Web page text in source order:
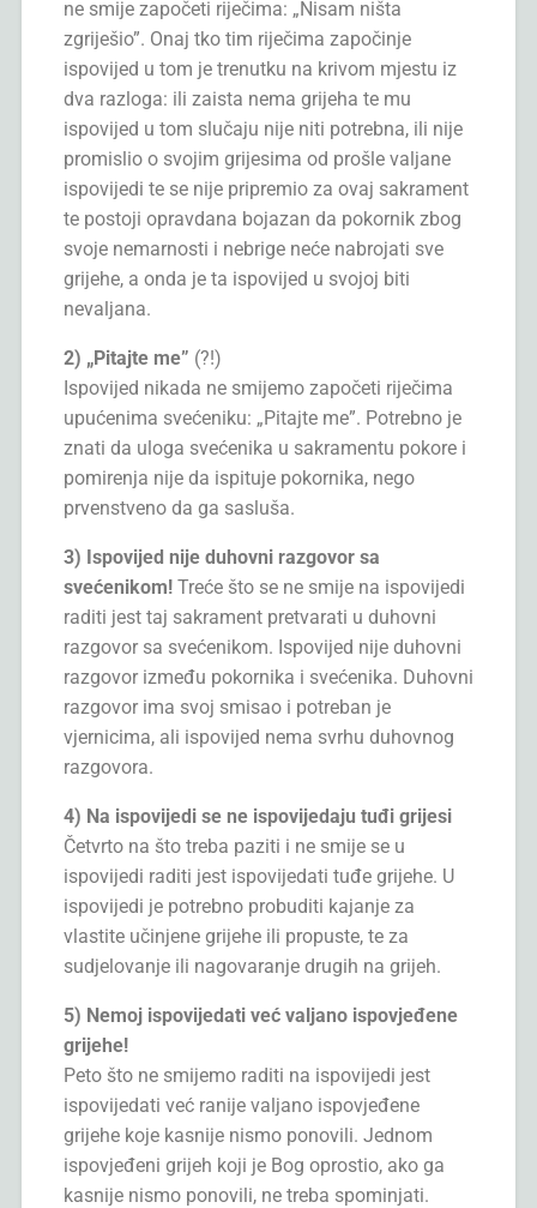
ne smije započeti riječima: „Nisam ništa
zgriješio”. Onaj tko tim riječima započinje
ispovijed u tom je trenutku na krivom mjestu iz
dva razloga: ili zaista nema grijeha te mu
ispovijed u tom slučaju nije niti potrebna, ili nije
promislio o svojim grijesima od prošle valjane
ispovijedi te se nije pripremio za ovaj sakrament
te postoji opravdana bojazan da pokornik zbog
svoje nemarnosti i nebrige neće nabrojati sve
grijehe, a onda je ta ispovijed u svojoj biti
nevaljana.
2) „Pitajte me” (?!)
Ispovijed nikada ne smijemo započeti riječima
upućenima svećeniku: „Pitajte me”. Potrebno je
znati da uloga svećenika u sakramentu pokore i
pomirenja nije da ispituje pokornika, nego
prvenstveno da ga sasluša.
3) Ispovijed nije duhovni razgovor sa
svećenikom!Treće što se ne smije na ispovijedi
raditi jest taj sakrament pretvarati u duhovni
razgovor sa svećenikom. Ispovijed nije duhovni
razgovor između pokornika i svećenika. Duhovni
razgovor ima svoj smisao i potreban je
vjernicima, ali ispovijed nema svrhu duhovnog
razgovora.
4) Na ispovijedi se ne ispovijedaju tuđi grijesi
Četvrto na što treba paziti i ne smije se u
ispovijedi raditi jest ispovijedati tuđe grijehe. U
ispovijedi je potrebno probuditi kajanje za
vlastite učinjene grijehe ili propuste, te za
sudjelovanje ili nagovaranje drugih na grijeh.
5) Nemoj ispovijedati već valjano ispovjeđene
grijehe!
Peto što ne smijemo raditi na ispovijedi jest
ispovijedati već ranije valjano ispovjeđene
grijehe koje kasnije nismo ponovili. Jednom
ispovjeđeni grijeh koji je Bog oprostio, ako ga
kasnije nismo ponovili, ne treba spominjati.